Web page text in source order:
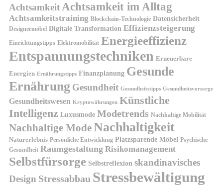
AchtsamkeitAchtsamkeit im Alltag
Achtsamkeitstraining Blockchain-Technologie Datensicherheit
Designermöbel Digitale Transformation Effizienzsteigerung
Einrichtungstipps Elektromobilität Energieeffizienz
Entspannungstechniken Erneuerbare
Energien Ernährungstipps Finanzplanung Gesunde
Ernährung Gesundheit Gesundheitstipps Gesundheitsvorsorge
Gesundheitswesen Kryptowährungen Künstliche
Intelligenz Luxusmode Modetrends Nachhaltige Mobilität
Nachhaltige ModeNachhaltigkeit
Naturerlebnis Persönliche Entwicklung Platzsparende Möbel Psychische
Gesundheit Raumgestaltung Risikomanagement
Selbstfürsorge Selbstreflexion skandinavisches
Design Stressabbau Stressbewältigung